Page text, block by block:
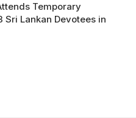
Temporary
Lankan Devotees in